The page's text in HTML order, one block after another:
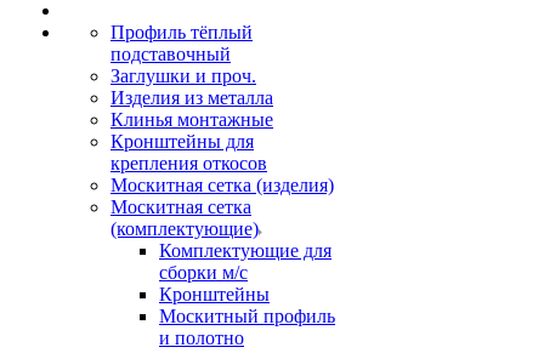
Профиль тёплый
подставочный
Заглушки и проч.
Изделия из металла
Клинья монтажные
Кронштейны для
крепления откосов
Москитная сетка (изделия)
Москитная сетка
(комплектующие)
Комплектующие для
сборки м/с
Кронштейны
Москитный профиль
и полотно